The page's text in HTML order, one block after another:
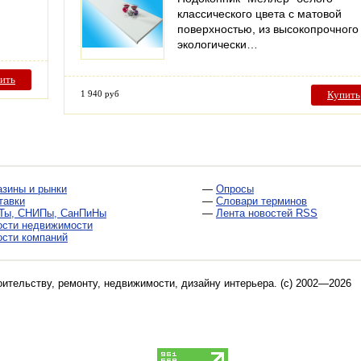
классического цвета с матовой
поверхностью, из
экологически…
1 940 руб Купить
и рынки
СНИПы, СанПиНы
недвижимости
компаний
— Опросы
— Словари терминов
— Лента новостей RSS
ремонту, недвижимости, дизайну интерьера. (c) 2002—2026